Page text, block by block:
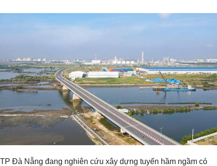
TP Đà Nẵng đang nghiên cứu xây dựng tuyến hầm ngầm có